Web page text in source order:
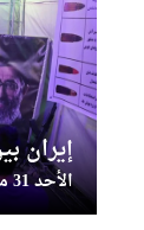
إيران
الأحد 31 مايو 2026 - 18:33:53